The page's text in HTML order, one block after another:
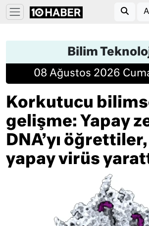
Bilim
08 Ağustos 2026
Korkutucu
gelişme: Yapay
DNA’yı
yapay virüs